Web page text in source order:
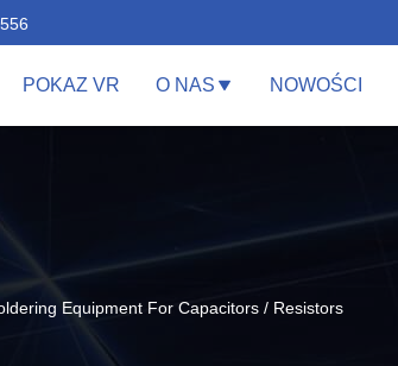
POKAZ VR O NAS NOWOŚCI
Equipment For Capacitors / Resistors